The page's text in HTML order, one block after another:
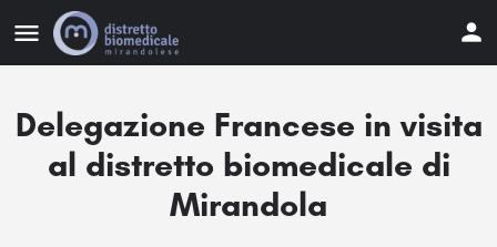
Delegazione Francese in visita
al distretto biomedicale di
Mirandola